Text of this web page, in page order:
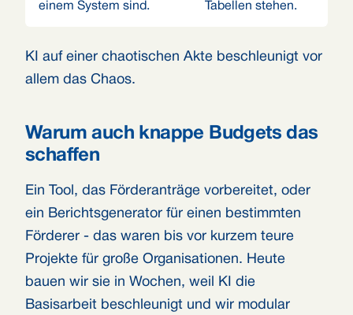
einem System sind.
Tabellen stehen.
KI auf einer chaotischen Akte beschleunigt vor
allem das Chaos.
Warum auch knappe Budgets das
schaffen
Ein Tool, das Förderanträge vorbereitet, oder
ein Berichtsgenerator für einen bestimmten
Förderer - das waren bis vor kurzem teure
Projekte für große Organisationen. Heute
bauen wir sie in Wochen, weil KI die
Basisarbeit beschleunigt und wir modular